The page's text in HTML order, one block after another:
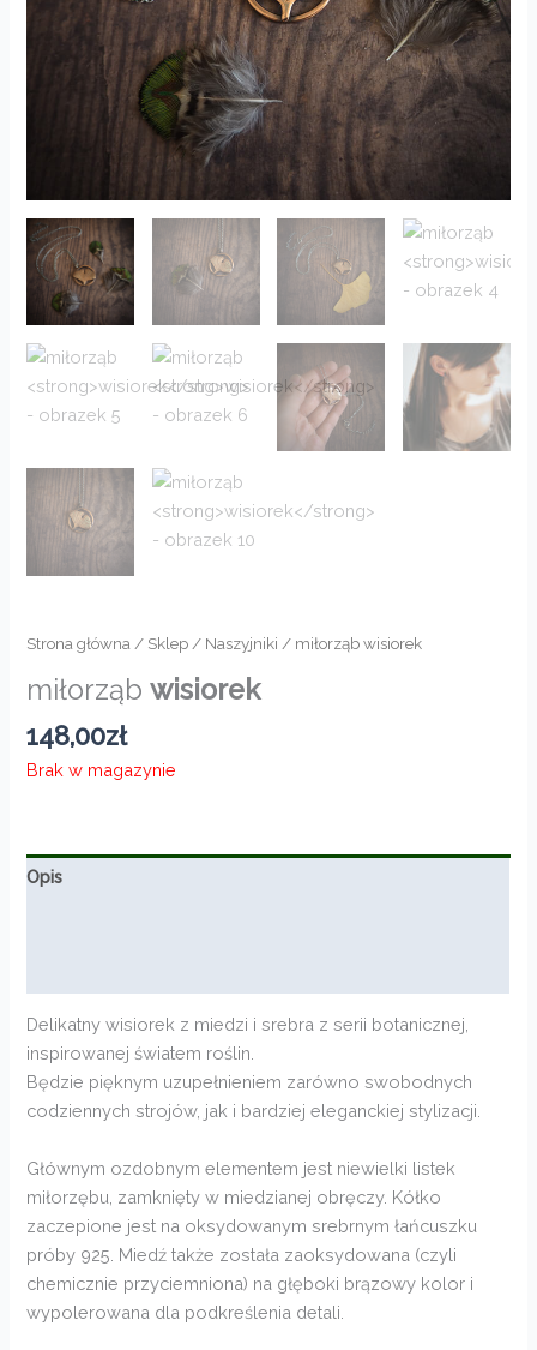
Strona główna / Sklep / Naszyjniki / miłorząb wisiorek
miłorząbwisiorek
148,00zł
Brak w magazynie
Opis
Delikatny wisiorek z miedzi i srebra z serii botanicznej,
inspirowanej światem roślin.
Będzie pięknym uzupełnieniem zarówno swobodnych
codziennych strojów, jak i bardziej eleganckiej stylizacji.
Głównym ozdobnym elementem jest niewielki listek
miłorzębu, zamknięty w miedzianej obręczy. Kółko
zaczepione jest na oksydowanym srebrnym łańcuszku
próby 925. Miedź także została zaoksydowana (czyli
chemicznie przyciemniona) na głęboki brązowy kolor i
wypolerowana dla podkreślenia detali.